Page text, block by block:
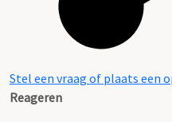
Stel een vraag of plaats een
Reageren